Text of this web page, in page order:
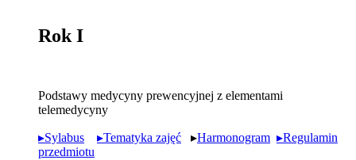
Rok I
Podstawy medycyny prewencyjnej z elementami
telemedycyny
▸Sylabus ▸Tematyka zajęć ▸Harmonogram ▸Regulamin
przedmiotu